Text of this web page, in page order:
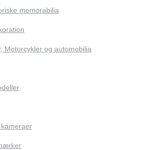
memorabilia
Motorcykler og automobilia